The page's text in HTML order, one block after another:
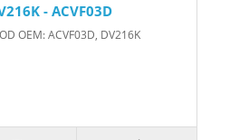
- ACVF03D
OEM: ACVF03D, DV216K